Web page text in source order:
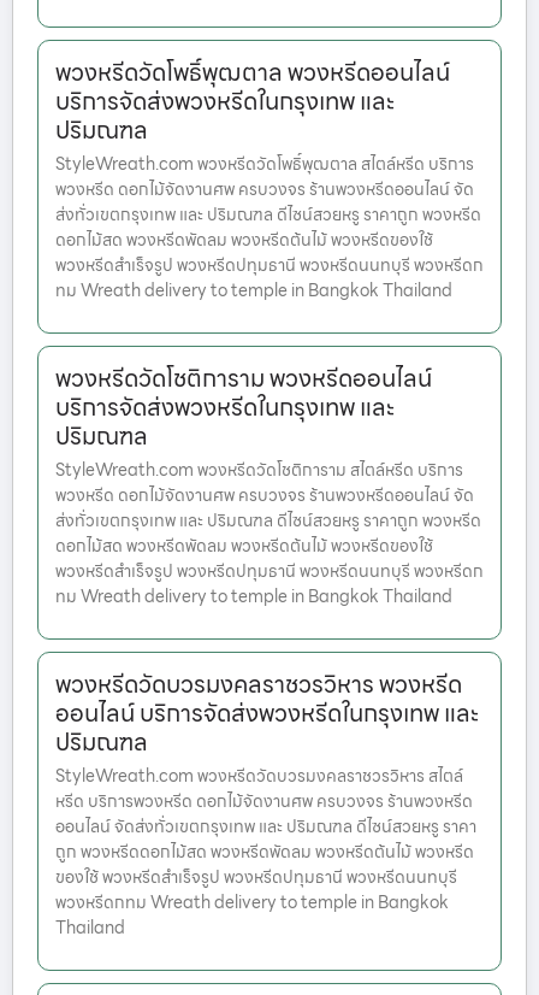
พวงหรีดวัดโพธิ์พุฒตาล พวงหรีดออนไลน์
บริการจัดส่งพวงหรีดในกรุงเทพ และ
ปริมณฑล
StyleWreath.com พวงหรีดวัดโพธิ์พุฒตาล สไตล์หรีด บริการ
พวงหรีด ดอกไม้จัดงานศพ ครบวงจร ร้านพวงหรีดออนไลน์ จัด
ส่งทั่วเขตกรุงเทพ และ ปริมณฑล ดีไซน์สวยหรู ราคาถูก พวงหรีด
ดอกไม้สด พวงหรีดพัดลม พวงหรีดต้นไม้ พวงหรีดของใช้
พวงหรีดสำเร็จรูป พวงหรีดปทุมธานี พวงหรีดนนทบุรี พวงหรีดก
ทม Wreath delivery to temple in Bangkok Thailand
พวงหรีดวัดโชติการาม พวงหรีดออนไลน์
บริการจัดส่งพวงหรีดในกรุงเทพ และ
ปริมณฑล
StyleWreath.com พวงหรีดวัดโชติการาม สไตล์หรีด บริการ
พวงหรีด ดอกไม้จัดงานศพ ครบวงจร ร้านพวงหรีดออนไลน์ จัด
ส่งทั่วเขตกรุงเทพ และ ปริมณฑล ดีไซน์สวยหรู ราคาถูก พวงหรีด
ดอกไม้สด พวงหรีดพัดลม พวงหรีดต้นไม้ พวงหรีดของใช้
พวงหรีดสำเร็จรูป พวงหรีดปทุมธานี พวงหรีดนนทบุรี พวงหรีดก
ทม Wreath delivery to temple in Bangkok Thailand
พวงหรีดวัดบวรมงคลราชวรวิหาร พวงหรีด
ออนไลน์ บริการจัดส่งพวงหรีดในกรุงเทพ และ
ปริมณฑล
StyleWreath.com พวงหรีดวัดบวรมงคลราชวรวิหาร สไตล์
หรีด บริการพวงหรีด ดอกไม้จัดงานศพ ครบวงจร ร้านพวงหรีด
ออนไลน์ จัดส่งทั่วเขตกรุงเทพ และ ปริมณฑล ดีไซน์สวยหรู ราคา
ถูก พวงหรีดดอกไม้สด พวงหรีดพัดลม พวงหรีดต้นไม้ พวงหรีด
ของใช้ พวงหรีดสำเร็จรูป พวงหรีดปทุมธานี พวงหรีดนนทบุรี
พวงหรีดกทม Wreath delivery to temple in Bangkok
Thailand